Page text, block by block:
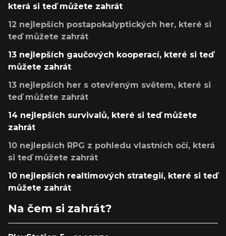
která si teď můžete zahrát
12 nejlepších postapokalyptických her, které si
teď můžete zahrát
13 nejlepších gaučových kooperací, které si teď
můžete zahrát
13 nejlepších her s otevřeným světem, které si
teď můžete zahrát
14 nejlepších survivalů, které si teď můžete
zahrát
10 nejlepších RPG z pohledu vlastních očí, která
si teď můžete zahrát
10 nejlepších realtimových strategií, které si teď
můžete zahrát
Na čem si zahrát?